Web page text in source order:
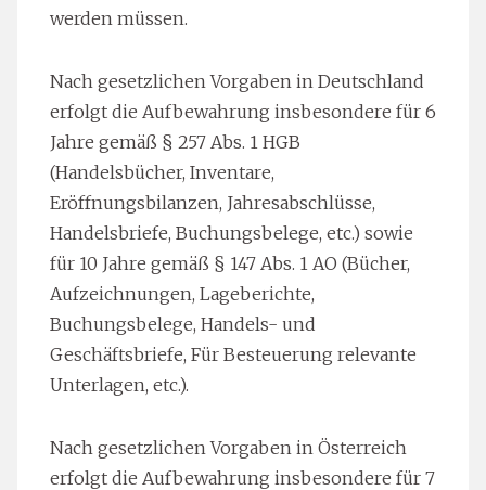
werden müssen.
Nach gesetzlichen Vorgaben in Deutschland
erfolgt die Aufbewahrung insbesondere für 6
Jahre gemäß § 257 Abs. 1 HGB
(Handelsbücher, Inventare,
Eröffnungsbilanzen, Jahresabschlüsse,
Handelsbriefe, Buchungsbelege, etc.) sowie
für 10 Jahre gemäß § 147 Abs. 1 AO (Bücher,
Aufzeichnungen, Lageberichte,
Buchungsbelege, Handels- und
Geschäftsbriefe, Für Besteuerung relevante
Unterlagen, etc.).
Nach gesetzlichen Vorgaben in Österreich
erfolgt die Aufbewahrung insbesondere für 7